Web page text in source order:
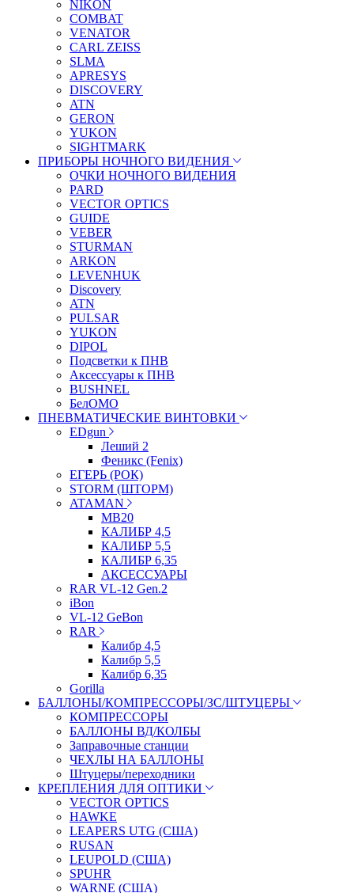
NIKON
COMBAT
VENATOR
CARL ZEISS
SLMA
APRESYS
DISCOVERY
ATN
GERON
YUKON
SIGHTMARK
ПРИБОРЫ НОЧНОГО ВИДЕНИЯ
ОЧКИ НОЧНОГО ВИДЕНИЯ
PARD
VECTOR OPTICS
GUIDE
VEBER
STURMAN
ARKON
LEVENHUK
Discovery
ATN
PULSAR
YUKON
DIPOL
Подсветки к ПНВ
Аксессуары к ПНВ
BUSHNEL
БелОМО
ПНЕВМАТИЧЕСКИЕ ВИНТОВКИ
EDgun
Леший 2
Феникс (Fenix)
ЕГЕРЬ (РОК)
STORM (ШТОРМ)
ATAMAN
МВ20
КАЛИБР 4,5
КАЛИБР 5,5
КАЛИБР 6,35
АКСЕССУАРЫ
RAR VL-12 Gen.2
iBon
VL-12 GeBon
RAR
Калибр 4,5
Калибр 5,5
Калибр 6,35
Gorilla
БАЛЛОНЫ/КОМПРЕССОРЫ/ЗС/ШТУЦЕРЫ
КОМПРЕССОРЫ
БАЛЛОНЫ ВД/КОЛБЫ
Заправочные станции
ЧЕХЛЫ НА БАЛЛОНЫ
Штуцеры/переходники
КРЕПЛЕНИЯ ДЛЯ ОПТИКИ
VECTOR OPTICS
HAWKE
LEAPERS UTG (США)
RUSAN
LEUPOLD (США)
SPUHR
WARNE (США)